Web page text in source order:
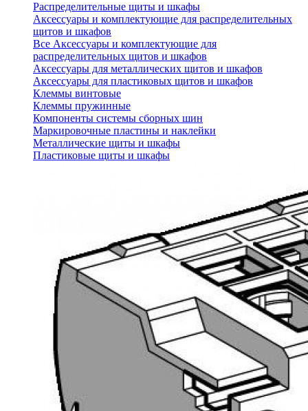
Распределительные щиты и шкафы
Аксессуары и комплектующие для распределительных
щитов и шкафов
Все Аксессуары и комплектующие для
распределительных щитов и шкафов
Аксессуары для металлических щитов и шкафов
Аксессуары для пластиковых щитов и шкафов
Клеммы винтовые
Клеммы пружинные
Компоненты системы сборных шин
Маркировочные пластины и наклейки
Металлические щиты и шкафы
Пластиковые щиты и шкафы